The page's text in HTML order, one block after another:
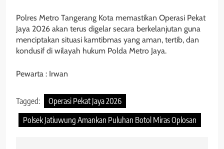
Polres Metro Tangerang Kota memastikan Operasi Pekat
Jaya 2026 akan terus digelar secara berkelanjutan guna
menciptakan situasi kamtibmas yang aman, tertib, dan
kondusif di wilayah hukum Polda Metro Jaya.
Pewarta : Irwan
Tagged:
Operasi Pekat Jaya 2026
Polsek Jatiuwung Amankan Puluhan Botol Miras Oplosan